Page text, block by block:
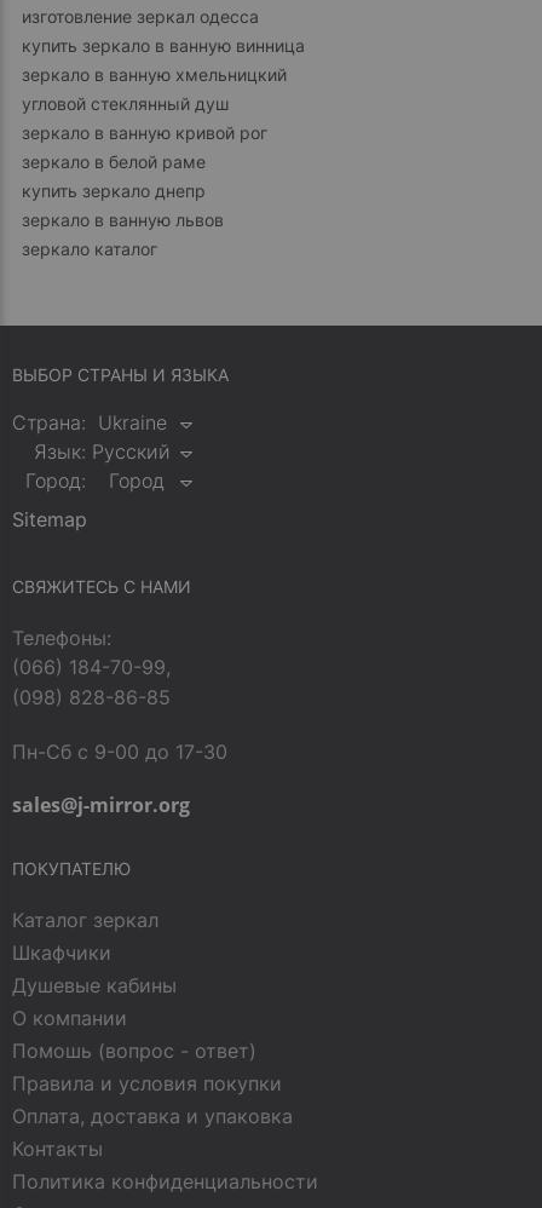
изготовление зеркал одесса
купить зеркало в ванную винница
зеркало в ванную хмельницкий
угловой стеклянный душ
зеркало в ванную кривой рог
зеркало в белой раме
купить зеркало днепр
зеркало в ванную львов
зеркало каталог
ВЫБОР СТРАНЫ И ЯЗЫКА
Страна: Ukraine
Язык: Русский
Город:
Город
Sitemap
СВЯЖИТЕСЬ С НАМИ
Телефоны:
(066) 184-70-99,
(098) 828-86-85
Пн-Сб с 9-00 до 17-30
sales@j-mirror.org
ПОКУПАТЕЛЮ
Каталог зеркал
Шкафчики
Душевые кабины
О компании
Помошь (вопрос - ответ)
Правила и условия покупки
Оплата, доставка и упаковка
Контакты
Политика конфиденциальности